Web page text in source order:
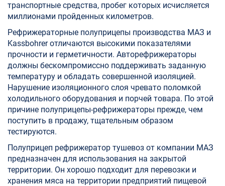
транспортные средства, пробег которых исчисляется
миллионами пройденных километров.
Рефрижераторные полуприцепы производства МАЗ и
Kassbohrer отличаются высокими показателями
прочности и герметичности. Авторефрижераторы
должны бескомпромиссно поддерживать заданную
температуру и обладать совершенной изоляцией.
Нарушение изоляционного слоя чревато поломкой
холодильного оборудования и порчей товара. По этой
причине полуприцепы-рефрижераторы прежде, чем
поступить в продажу, тщательным образом
тестируются.
Полуприцеп рефрижератор тушевоз от компании МАЗ
предназначен для использования на закрытой
территории. Он хорошо подходит для перевозки и
хранения мяса на территории предприятий пищевой